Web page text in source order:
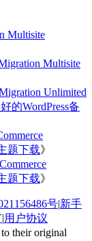
Multisite
Multisite
Unlimited
的WordPress备
题下载》
题下载》
号|新手
|用户协议
their original